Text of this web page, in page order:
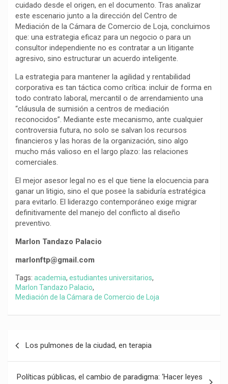
cuidado desde el origen, en el documento. Tras analizar
este escenario junto a la dirección del Centro de
Mediación de la Cámara de Comercio de Loja, concluimos
que: una estrategia eficaz para un negocio o para un
consultor independiente no es contratar a un litigante
agresivo, sino estructurar un acuerdo inteligente.
La estrategia para mantener la agilidad y rentabilidad
corporativa es tan táctica como crítica: incluir de forma en
todo contrato laboral, mercantil o de arrendamiento una
“cláusula de sumisión a centros de mediación
reconocidos”. Mediante este mecanismo, ante cualquier
controversia futura, no solo se salvan los recursos
financieros y las horas de la organización, sino algo
mucho más valioso en el largo plazo: las relaciones
comerciales.
El mejor asesor legal no es el que tiene la elocuencia para
ganar un litigio, sino el que posee la sabiduría estratégica
para evitarlo. El liderazgo contemporáneo exige migrar
definitivamente del manejo del conflicto al diseño
preventivo.
Marlon Tandazo Palacio
marlonftp@gmail.com
Tags: academia, estudiantes universitarios,
Marlon Tandazo Palacio,
Mediación de la Cámara de Comercio de Loja
entradas
Los pulmones de la ciudad, en terapia
Políticas públicas, el cambio de paradigma: ‘Hacer leyes